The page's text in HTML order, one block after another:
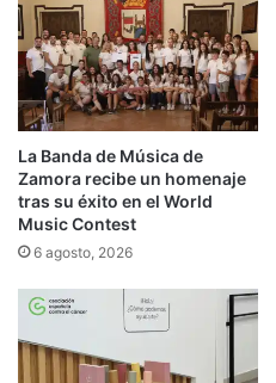
La Banda de Música de
Zamora recibe un homenaje
tras su éxito en el World
Music Contest
6 agosto, 2026